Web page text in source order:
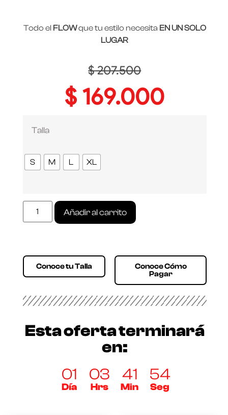
Todo el FLOWque tu estilo necesita EN UN SOLO
LUGAR
$207.500
$ 169.000
Talla
S M L XL
Añadir al carrito
Conoce tu Talla
Conoce Cómo
Pagar
Esta oferta terminará
en:
01
Día
03
Hrs
41
Min
53
Seg